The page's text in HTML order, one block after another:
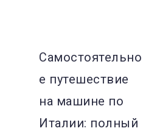
Самостоятельно
е путешествие
на машине по
Италии: полный